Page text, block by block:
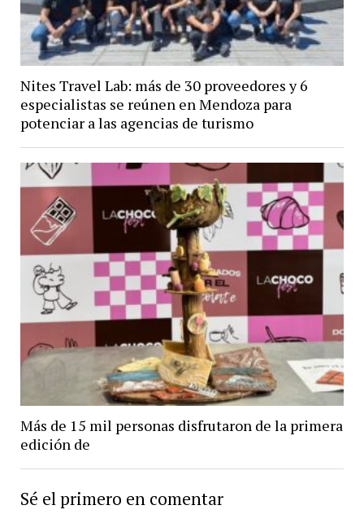
Nites Travel Lab: más de 30 proveedores y 6
especialistas se reúnen en Mendoza para
potenciar a las agencias de turismo
Más de 15 mil personas disfrutaron de la primera
edición de
Sé el primero en comentar